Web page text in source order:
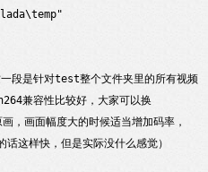
段是针对test整个文件夹里的所有视频
兼容性比较好，大家可以换
，画面幅度大的时候适当增加码率，
这样快，但是实际没什么感觉）